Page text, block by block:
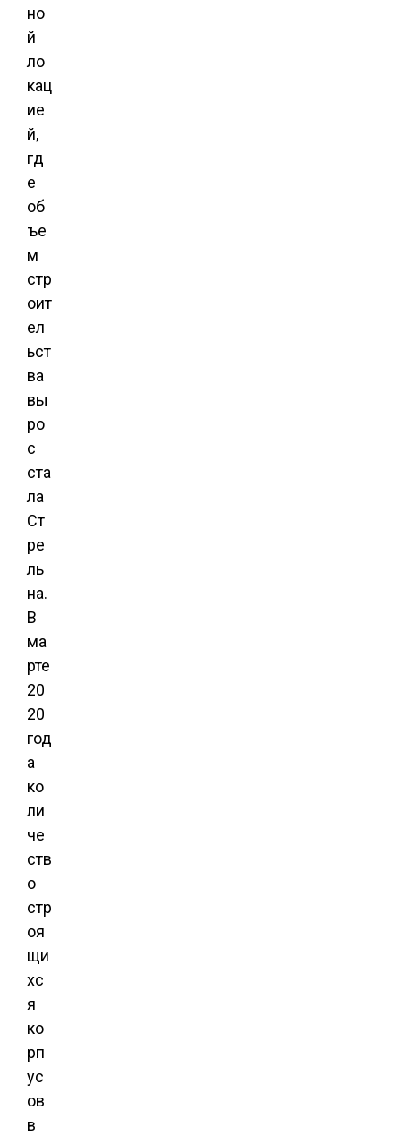
но
й
ло
кац
ие
й,
гд
е
об
ъе
м
стр
оит
ел
ьст
ва
вы
ро
с
ста
ла
Ст
ре
ль
на.
В
ма
рте
20
20
год
а
ко
ли
че
ств
о
стр
оя
щи
хс
я
ко
рп
ус
ов
в